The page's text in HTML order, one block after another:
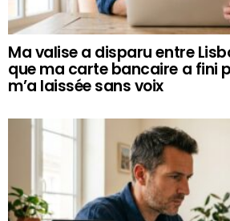
Ma valise a disparu entre
que ma carte bancaire a fini
m’a laissée sans voix